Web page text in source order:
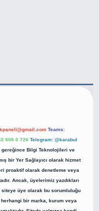
Teams:
606 0 726 Telegram: @karabul
gereğince Bilgi Teknolojileri ve
bir Yer Sağlayıcı olarak hizmet
proaktif olarak denetleme veya
Ancak, üyelerimiz yazdıkları
üye olarak bu sorumluluğu
bir marka, kurum veya